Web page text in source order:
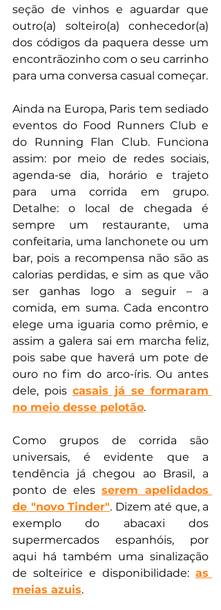
seção de vinhos e aguardar que
outro(a) solteiro(a) conhecedor(a)
dos códigos da paquera desse um
encontrãozinho com o seu carrinho
para uma conversa casual começar.
Ainda na Europa, Paris tem sediado
eventos do Food Runners Club e
do Running Flan Club. Funciona
assim: por meio de redes sociais,
agenda-se dia, horário e trajeto
para uma corrida em grupo.
Detalhe: o local de chegada é
sempre um restaurante, uma
confeitaria, uma lanchonete ou um
bar, pois a recompensa não são as
calorias perdidas, e sim as que vão
ser ganhas logo a seguir – a
comida, em suma. Cada encontro
elege uma iguaria como prêmio, e
assim a galera sai em marcha feliz,
pois sabe que haverá um pote de
ouro no fim do arco-íris. Ou antes
dele, pois casais já se formaram
no meio desse pelotão.
Como grupos de corrida são
universais, é evidente que a
tendência já chegou ao Brasil, a
ponto de eles serem apelidados
de "novo Tinder". Dizem até que, a
exemplo do abacaxi dos
supermercados espanhóis, por
aqui há também uma sinalização
de solteirice e disponibilidade: as
meias azuis.